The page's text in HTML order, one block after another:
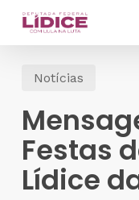
Skip
contentNotícias
Festas
Lídice